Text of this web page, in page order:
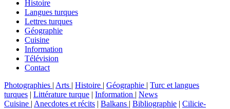
Histoire
Langues turques
Lettres turques
Géographie
Cuisine
Information
Télévision
Contact
Photographies | Arts | Histoire | Géographie | Turc et langues
turques | Littérature turque | Information | News
Cuisine | Anecdotes et récits | Balkans | Bibliographie | Cilicie-